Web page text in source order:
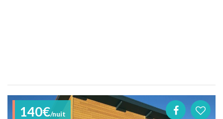
140€/nuit